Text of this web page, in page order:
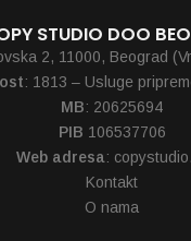
STUDIO DOO
2, 11000, Beograd
: 1813 – Usluge
MB: 20625694
PIB 106537706
Web adresa:
Kontakt
O nama